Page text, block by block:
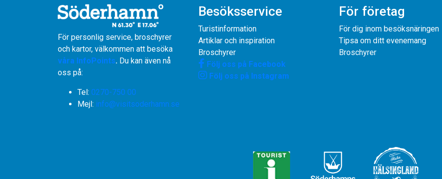
För personlig service, broschyrer
och kartor, välkommen att besöka
våra InfoPoints. Du kan även nå
oss på:
Tel: 0270-750 00
​​​​​​​Mejl: info@visitsoderhamn.se
Besöksservice
Turistinformation
Artiklar och inspiration
Broschyrer
Följ oss på Facebook
Följ oss på Instagram
För företag
För dig inom besöksnäringen
Tipsa om ditt evenemang
Broschyrer